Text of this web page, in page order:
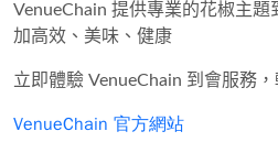
VenueChain 提供專業的花椒主題
加高效、美味、健康
立即體驗 VenueChain 到會服務
VenueChain 官方網站